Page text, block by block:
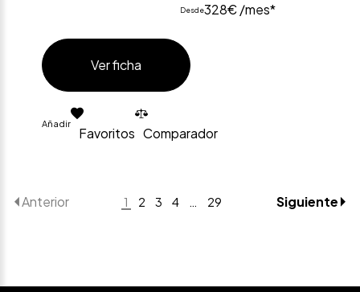
Desde328€ /mes*
Ver ficha
Añadir
Favoritos Comparador
Anterior 1 2 3 4 29 Siguiente